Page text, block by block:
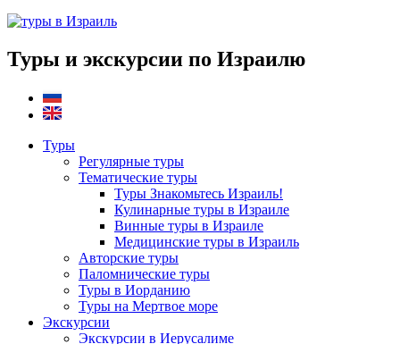
Туры и экскурсии по Израилю
Туры
Регулярные туры
Тематические туры
Туры Знакомьтесь Израиль!
Кулинарные туры в Израиле
Винные туры в Израиле
Медицинские туры в Израиль
Авторские туры
Паломнические туры
Туры в Иорданию
Туры на Мертвое море
Экскурсии
Экскурсии в Иерусалиме